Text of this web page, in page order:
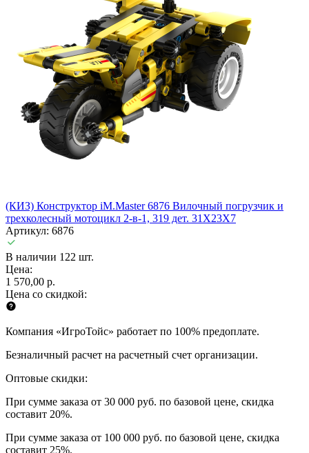
(КИЗ) Конструктор iM.Master 6876 Вилочный погрузчик и
трехколесный мотоцикл 2-в-1, 319 дет. 31X23X7
Артикул: 6876
В наличии 122 шт.
Цена:
1 570,00 р.
Цена со скидкой:
Компания «ИгроТойс» работает по 100% предоплате.
Безналичный расчет на расчетный счет организации.
Оптовые скидки:
При сумме заказа от 30 000 руб. по базовой цене, скидка
составит 20%.
При сумме заказа от 100 000 руб. по базовой цене, скидка
составит 25%.